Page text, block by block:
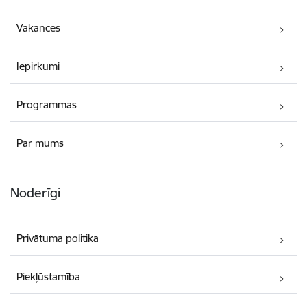
Vakances
Iepirkumi
Programmas
Par mums
Noderīgi
Privātuma politika
Piekļūstamība